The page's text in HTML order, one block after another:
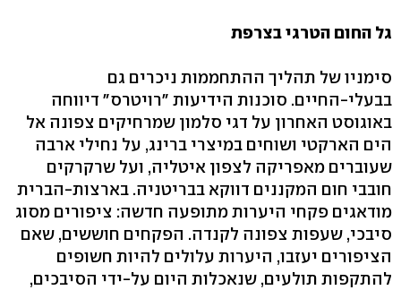
גל החום הטרגי בצרפת
סימניו של תהליך ההתחממות ניכרים גם
בבעלי-החיים. סוכנות הידיעות "רויטרס" דיווחה
באוגוסט האחרון על דגי סלמון שמרחיקים צפונה אל
הים הארקטי ושוחים במיצרי ברינג, על נחילי ארבה
שעוברים מאפריקה לצפון איטליה, ועל שרקרקים
חובבי חום המקננים דווקא בבריטניה. בארצות-הברית
מודאגים פקחי היערות מתופעה חדשה: ציפורים מסוג
סיבכי, שעפות צפונה לקנדה. הפקחים חוששים, שאם
הציפורים יעזבו, היערות עלולים להיות חשופים
להתקפות תולעים, שנאכלות היום על-ידי הסיבכים,